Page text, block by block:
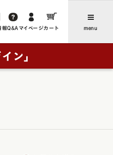
ブラック・ノイ
報Q&A マイページカート menu